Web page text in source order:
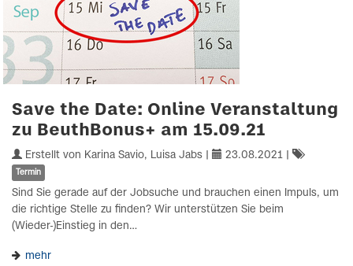
Save the Date: Online Veranstaltung
zu BeuthBonus+ am 15.09.21
Erstellt von Karina Savio, Luisa Jabs | 23.08.2021
Termin
Sind Sie gerade auf der Jobsuche und brauchen einen Impuls, um
die richtige Stelle zu finden? Wir unterstützen Sie beim
(Wieder-)Einstieg in den…
mehr